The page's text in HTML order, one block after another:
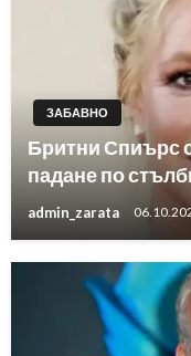
ЗАБАВНО
Бритни Спиърс
падане по
admin_zarata